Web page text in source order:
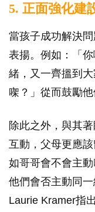
5. 正面強化建
當孩子成功解決
表揚。例如：「
緒，又一齊搵到
㗎？」從而鼓勵他
除此之外，與其
互動，父母更應
如哥哥會不會主
他們會否主動同
Laurie Kramer指出